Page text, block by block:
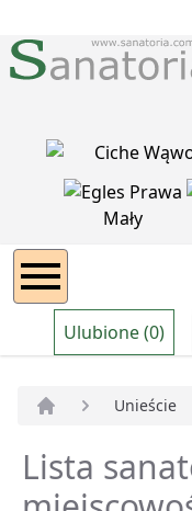
Ulubione (0)
Unieście
Lista